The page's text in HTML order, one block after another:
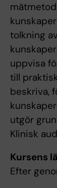
tolkning
uppvisa
till
beskriva,
utgör
Klinisk
Kursens
Efter